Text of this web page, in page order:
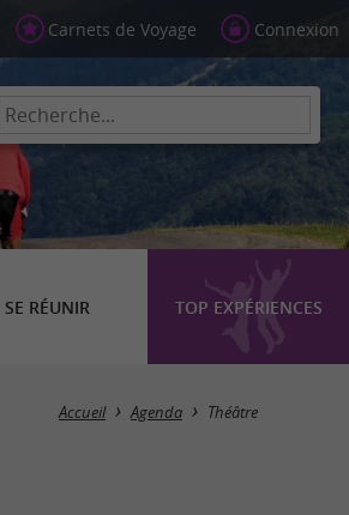
Carnets de Voyage Connexion
SE RÉUNIR TOP EXPÉRIENCES
Masquer la carte
Accueil Agenda Théâtre